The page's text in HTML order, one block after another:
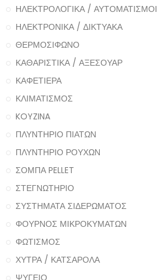
ΗΛΕΚΤΡΟΛΟΓΙΚΑ / ΑΥΤΟΜΑΤΙΣΜΟΙ
ΗΛΕΚΤΡΟΝΙΚΑ / ΔΙΚΤΥΑΚΑ
ΘΕΡΜΟΣΙΦΩΝΟ
ΚΑΘΑΡΙΣΤΙΚΑ / ΑΞΕΣΟΥΑΡ
ΚΑΦΕΤΙΕΡΑ
ΚΛΙΜΑΤΙΣΜΟΣ
KOYZINA
ΠΛΥΝΤΗΡΙΟ ΠΙΑΤΩΝ
ΠΛΥΝΤΗΡΙΟ ΡΟΥΧΩΝ
ΣΟΜΠΑ PELLET
ΣΤΕΓΝΩΤΗΡΙΟ
ΣΥΣΤΗΜΑΤΑ ΣΙΔΕΡΩΜΑΤΟΣ
ΦΟΥΡΝΟΣ ΜΙΚΡΟΚΥΜΑΤΩΝ
ΦΩΤΙΣΜΟΣ
ΧΥΤΡΑ / ΚΑΤΣΑΡΟΛΑ
ΨΥΓΕΙΟ